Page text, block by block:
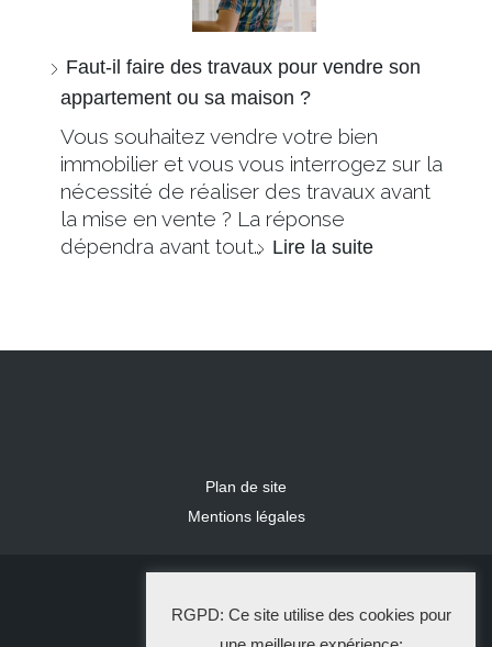
Faut-il faire des travaux pour vendre son
appartement ou sa maison ?
Vous souhaitez vendre votre bien
immobilier et vous vous interrogez sur la
nécessité de réaliser des travaux avant
la mise en vente ? La réponse
dépendra avant tout… Lire la suite
Plan de site
Mentions légales
La Solution Immo
RGPD: Ce site utilise des cookies pour